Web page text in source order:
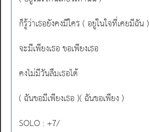
ก็รู้ว่าเธอยังคงมีใคร ( อยู่ในใจที่เคยมีฉัน )
จะมีเพียงเธอ ขอเพียงเธอ
คงไม่มีวันลืมเธอได้
( ฉันขอมีเพียงเธอ )( ฉันขอเพียง )
SOLO : +7/